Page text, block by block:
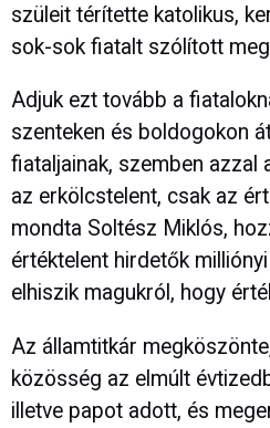
szüleit térítette katolikus,
sok-sok fiatalt szólított
Adjuk ezt tovább a
szenteken és boldogokon
fiataljainak, szemben azzal
az erkölcstelent, csak az
mondta Soltész Miklós,
értéktelent hirdetők
elhiszik magukról, hogy
Az államtitkár
közösség az elmúlt
illetve papot adott, és